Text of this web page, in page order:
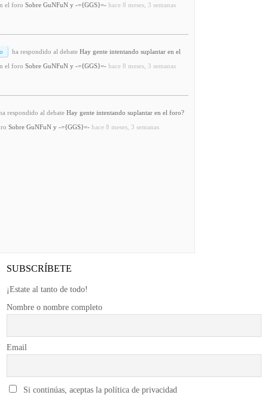
el foro Sobre GuNFuN y -={GGS}=- hace 8 meses, 3 semanas
ha respondido al debate Hay gente intentando suplantar en el
el foro Sobre GuNFuN y -={GGS}=- hace 8 meses, 3 semanas
respondido al debate Hay gente intentando suplantar en el foro?
Sobre GuNFuN y -={GGS}=- hace 8 meses, 3 semanas
SUBSCRÍBETE
¡Estate al tanto de todo!
Nombre o nombre completo
Email
Si continúas, aceptas la política de privacidad